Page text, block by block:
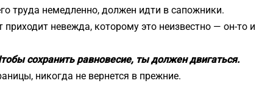
труда немедленно, должен идти в сапожники.
невежда, которому это неизвестно — он-то и
сохранить равновесие, ты должен двигаться.
никогда не вернется в прежние.